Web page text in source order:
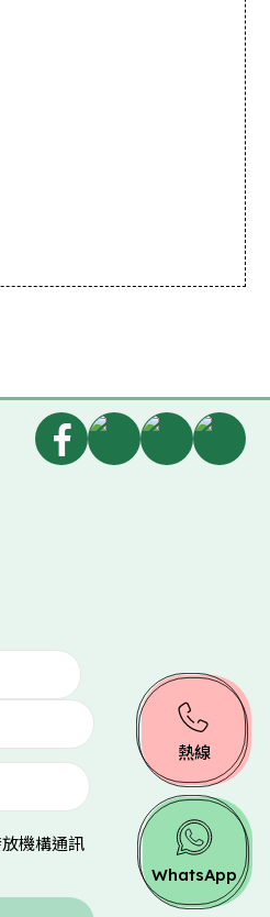
機構通訊
熱線
WhatsApp